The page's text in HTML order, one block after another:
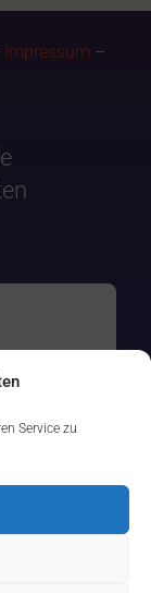
Service zu
Impressum –